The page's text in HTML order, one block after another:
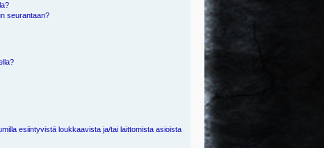
seurantaan?
esiintyvistä loukkaavista ja/tai laittomista asioista